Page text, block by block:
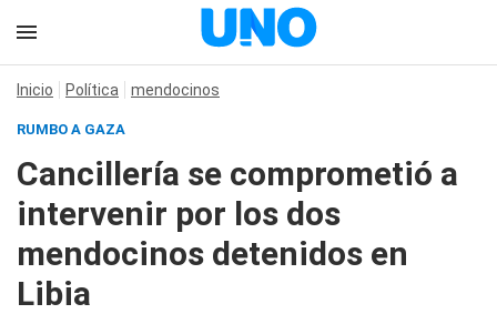
Inicio Política mendocinos
RUMBO A GAZA
Cancillería se comprometió a
intervenir por los dos
mendocinos detenidos en
Libia